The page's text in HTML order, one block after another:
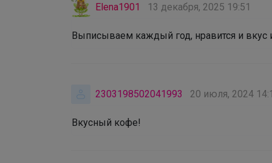
Elena1901 13 декабря, 2025 19:51
Выписываем каждый год, нравится и вкус
2303198502041993 20 июля, 2024
Вкусный кофе!